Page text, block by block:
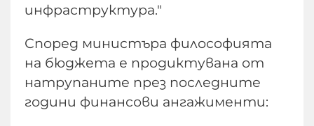
инфраструктура."
Според министъра философията
на бюджета е продиктувана от
натрупаните през последните
години финансови ангажименти: